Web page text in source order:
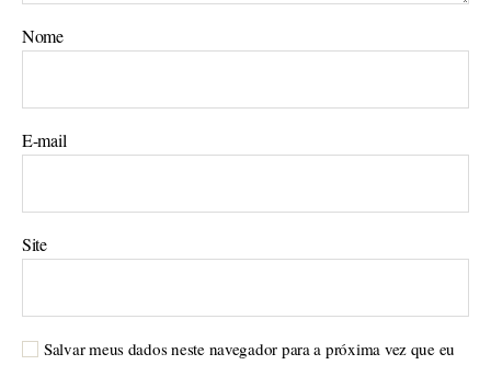
Nome
E-mail
Site
Salvar meus dados neste navegador para a próxima vez que eu